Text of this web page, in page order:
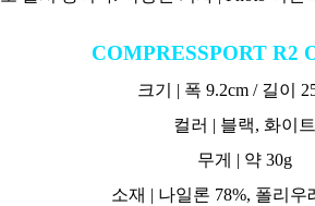
COMPRESSPORT R2
크기 | 폭 9.2cm / 길이
컬러 | 블랙, 화이트
무게 | 약 30g
소재 | 나일론 78%, 폴리우